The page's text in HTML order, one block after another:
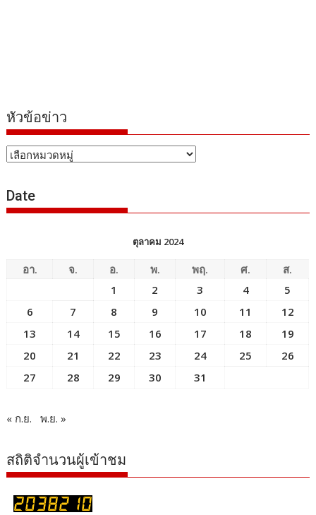
หัวข้อข่าว
หัวข้อ
Date
ตุลาคม 2024
อา. จ. อ. พ. พฤ. ศ.
ส.
1
2 3 4
5
6
7 8 9 10 11
12
13
14 15 16 17 18
19
20
21 22 23 24 25
26
27
28 29 30 31
« ก.ย. พ.ย. »
สถิติจำนวนผู้เข้าชม